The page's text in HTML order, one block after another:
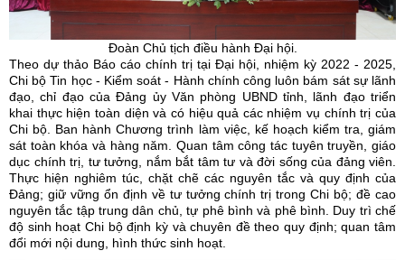
Đoàn Chủ tịch điều hành Đại hội.
Theo dự thảo Báo cáo chính trị tại Đại hội, nhiệm kỳ 2022 - 2025,
Chi bộ Tin học - Kiểm soát - Hành chính công luôn bám sát sự lãnh
đạo, chỉ đạo của Đảng ủy Văn phòng UBND tỉnh, lãnh đạo triển
khai thực hiện toàn diện và có hiệu quả các nhiệm vụ chính trị của
Chi bộ. Ban hành Chương trình làm việc, kế hoạch kiểm tra, giám
sát toàn khóa và hàng năm. Quan tâm công tác tuyên truyền, giáo
dục chính trị, tư tưởng, nắm bắt tâm tư và đời sống của đảng viên.
Thực hiện nghiêm túc, chặt chẽ các nguyên tắc và quy định của
Đảng; giữ vững ổn định về tư tưởng chính trị trong Chi bộ; đề cao
nguyên tắc tập trung dân chủ, tự phê bình và phê bình. Duy trì chế
độ sinh hoạt Chi bộ định kỳ và chuyên đề theo quy định; quan tâm
đổi mới nội dung, hình thức sinh hoạt.